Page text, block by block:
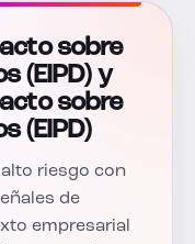
sobre
(EIPD) y
sobre
(EIPD)
riesgo con
de
empresarial